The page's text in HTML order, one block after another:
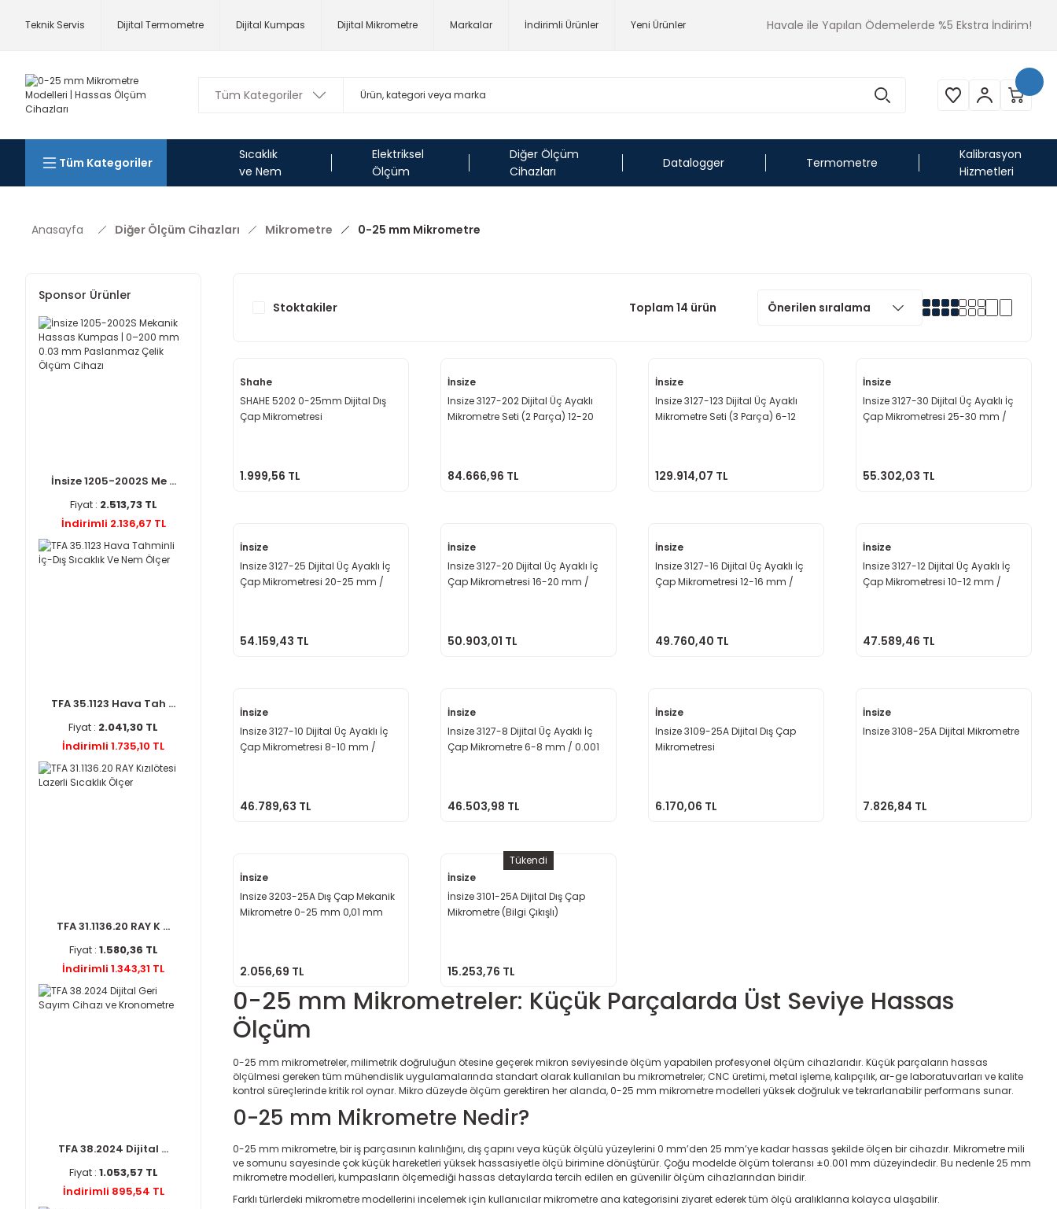
Teknik Servis Dijital Termometre Dijital Kumpas Dijital Mikrometre Markalar İndirimli Ürünler Yeni Ürünler Havale ile Yapılan Ödemelerde %5 Ekstra İndirim!
Tüm Kategoriler
Sıcaklık
ve Nem
Elektriksel
Ölçüm
Diğer Ölçüm
Cihazları
Datalogger Termometre
Kalibrasyon
Hizmetleri
Anasayfa Diğer Ölçüm Cihazları Mikrometre 0-25 mm Mikrometre
Sponsor Ürünler
İnsize 1205-2002S Me ...
Fiyat : 2.513,73 TL
İndirimli 2.136,67 TL
TFA 35.1123 Hava Tah ...
Fiyat : 2.041,30 TL
İndirimli 1.735,10 TL
TFA 31.1136.20 RAY K ...
Fiyat : 1.580,36 TL
İndirimli 1.343,31 TL
TFA 38.2024 Dijital ...
Fiyat : 1.053,57 TL
İndirimli 895,54 TL
Stoktakiler Toplam 14 ürün
Shahe
SHAHE 5202 0-25mm Dijital Dış
Çap Mikrometresi
1.999,56 TL
İnsize
Insize 3127-202 Dijital Üç Ayaklı
Mikrometre Seti (2 Parça) 12-20
84.666,96 TL
İnsize
Insize 3127-123 Dijital Üç Ayaklı
Mikrometre Seti (3 Parça) 6-12
129.914,07 TL
İnsize
Insize 3127-30 Dijital Üç Ayaklı İç
Çap Mikrometresi 25-30 mm /
55.302,03 TL
İnsize
Insize 3127-25 Dijital Üç Ayaklı İç
Çap Mikrometresi 20-25 mm /
54.159,43 TL
İnsize
Insize 3127-20 Dijital Üç Ayaklı İç
Çap Mikrometresi 16-20 mm /
50.903,01 TL
İnsize
Insize 3127-16 Dijital Üç Ayaklı İç
Çap Mikrometresi 12-16 mm /
49.760,40 TL
İnsize
Insize 3127-12 Dijital Üç Ayaklı İç
Çap Mikrometresi 10-12 mm /
47.589,46 TL
İnsize
Insize 3127-10 Dijital Üç Ayaklı İç
Çap Mikrometresi 8-10 mm /
46.789,63 TL
İnsize
Insize 3127-8 Dijital Üç Ayaklı İç
Çap Mikrometre 6-8 mm / 0.001
46.503,98 TL
İnsize
Insize 3109-25A Dijital Dış Çap
Mikrometresi
6.170,06 TL
İnsize
Insize 3108-25A Dijital Mikrometre
7.826,84 TL
İnsize
Insize 3203-25A Dış Çap Mekanik
Mikrometre 0-25 mm 0,01 mm
2.056,69 TL
Tükendi
İnsize
İnsize 3101-25A Dijital Dış Çap
Mikrometre (Bilgi Çıkışlı)
15.253,76 TL
0-25 mm Mikrometreler: Küçük Parçalarda Üst Seviye Hassas
Ölçüm
0-25 mm mikrometreler, milimetrik doğruluğun ötesine geçerek mikron seviyesinde ölçüm yapabilen profesyonel ölçüm cihazlarıdır. Küçük parçaların hassas
ölçülmesi gereken tüm mühendislik uygulamalarında standart olarak kullanılan bu mikrometreler; CNC üretimi, metal işleme, kalıpçılık, ar-ge laboratuvarları ve kalite
kontrol süreçlerinde kritik rol oynar. Mikro düzeyde ölçüm gerektiren her alanda, 0-25 mm mikrometre modelleri yüksek doğruluk ve tekrarlanabilir performans sunar.
0-25 mm Mikrometre Nedir?
0-25 mm mikrometre, bir iş parçasının kalınlığını, dış çapını veya küçük ölçülü yüzeylerini 0 mm’den 25 mm’ye kadar hassas şekilde ölçen bir cihazdır. Mikrometre mili
ve somunu sayesinde çok küçük hareketleri yüksek hassasiyetle ölçü birimine dönüştürür. Çoğu modelde ölçüm toleransı ±0.001 mm düzeyindedir. Bu nedenle 25 mm
mikrometre modelleri, kumpasların ölçemediği hassas detaylarda tercih edilen en güvenilir ölçüm cihazlarından biridir.
Farklı türlerdeki mikrometre modellerini incelemek için kullanıcılarmikrometre ana kategorisini ziyaret ederek tüm ölçü aralıklarına kolayca ulaşabilir.